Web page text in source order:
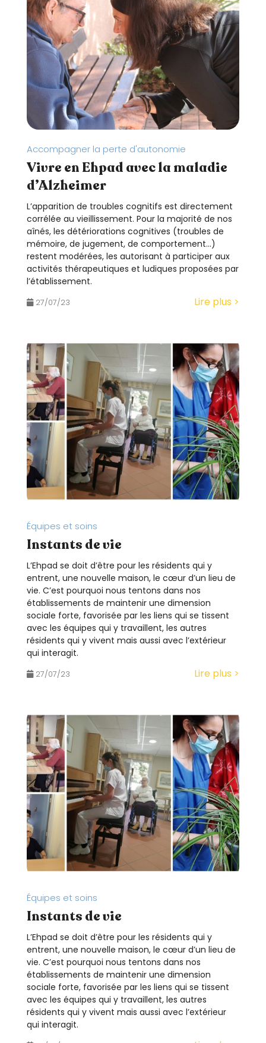
Accompagner la perte d'autonomie
Vivre en Ehpad avec la maladie
d’Alzheimer
L’apparition de troubles cognitifs est directement
corrélée au vieillissement. Pour la majorité de nos
aînés, les détériorations cognitives (troubles de
mémoire, de jugement, de comportement…)
restent modérées, les autorisant à participer aux
activités thérapeutiques et ludiques proposées par
l’établissement.
27/07/23 Lire plus >
Équipes et soins
Instants de vie
L’Ehpad se doit d’être pour les résidents qui y
entrent, une nouvelle maison, le cœur d’un lieu de
vie. C’est pourquoi nous tentons dans nos
établissements de maintenir une dimension
sociale forte, favorisée par les liens qui se tissent
avec les équipes qui y travaillent, les autres
résidents qui y vivent mais aussi avec l’extérieur
qui interagit.
27/07/23 Lire plus >
Équipes et soins
Instants de vie
L’Ehpad se doit d’être pour les résidents qui y
entrent, une nouvelle maison, le cœur d’un lieu de
vie. C’est pourquoi nous tentons dans nos
établissements de maintenir une dimension
sociale forte, favorisée par les liens qui se tissent
avec les équipes qui y travaillent, les autres
résidents qui y vivent mais aussi avec l’extérieur
qui interagit.